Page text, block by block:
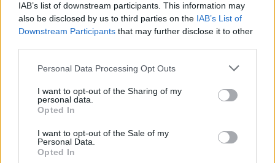
IAB’s list of downstream participants. This information may
also be disclosed by us to third parties on the IAB’s List of
Downstream Participants that may further disclose it to other
Please note that this website/app uses one or more Google
not limited to your visit or usage behaviour. You may click to
grant or deny consent to Google and its third-party tags to
use your data for below specified purposes in below Google
consent section.
Personal Data Processing Opt Outs
I want to opt-out of the Sharing of my
personal data.
Opted In
I want to opt-out of the Sale of my
Personal Data.
Opted In
Διαβάζονται αυτή τη στιγμή
προβλέπεται να χάσει το 30% του πληθυσμού
της μέχρι το 2070